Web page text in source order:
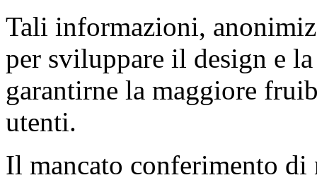
Tali informazioni,
per sviluppare il design e
garantirne la maggiore
utenti.
Il mancato conferimento